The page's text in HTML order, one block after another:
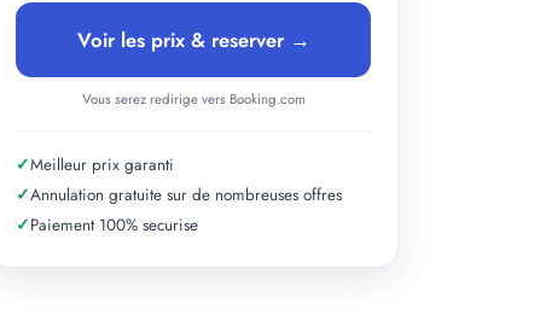
Voir les prix & reserver →
Vous serez redirige vers Booking.com
✓Meilleur prix garanti
✓Annulation gratuite sur de nombreuses offres
✓Paiement 100% securise